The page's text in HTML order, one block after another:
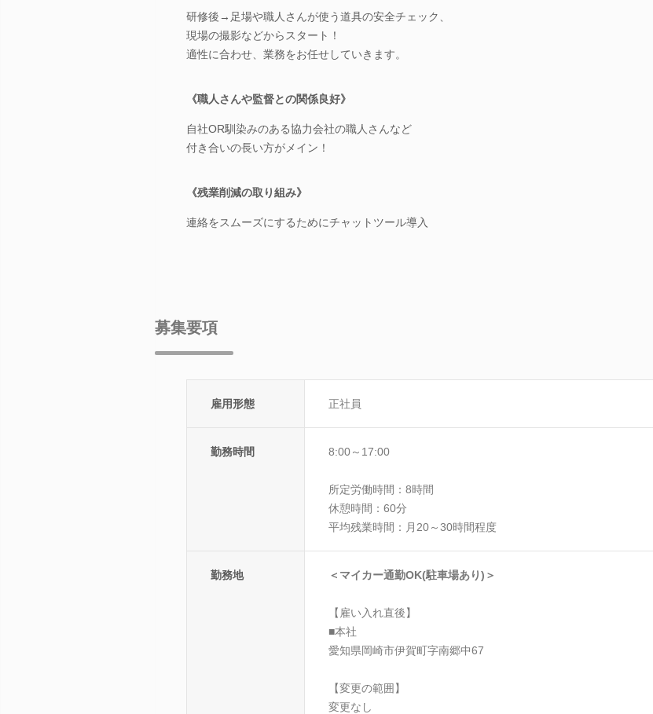
研修後→足場や職人さんが使う道具の安全チェック、
現場の撮影などからスタート！
適性に合わせ、業務をお任せしていきます。
《職人さんや監督との関係良好》
自社OR馴染みのある協力会社の職人さんなど
付き合いの長い方がメイン！
《残業削減の取り組み》
連絡をスムーズにするためにチャットツール導入
募集要項
雇用形態 正社員
勤務時間 8:00～17:00
所定労働時間：8時間
休憩時間：60分
平均残業時間：月20～30時間程度
勤務地 ＜マイカー通勤OK(駐車場あり)＞
【雇い入れ直後】
■本社
愛知県岡崎市伊賀町字南郷中67
【変更の範囲】
変更なし